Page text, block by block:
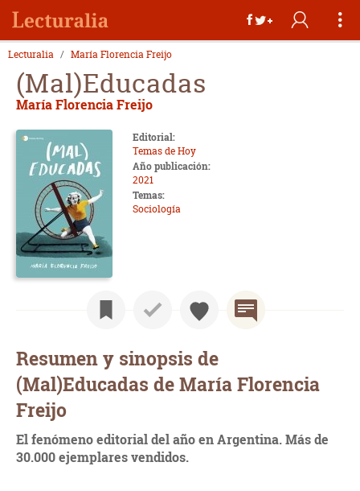
Lecturalia María Florencia Freijo
(Mal)Educadas
María Florencia Freijo
Editorial:
Temas de Hoy
Año publicación:
2021
Temas:
Sociología
Resumen y sinopsis de
(Mal)Educadas de María Florencia
Freijo
El fenómeno editorial del año en Argentina. Más de
30.000 ejemplares vendidos.